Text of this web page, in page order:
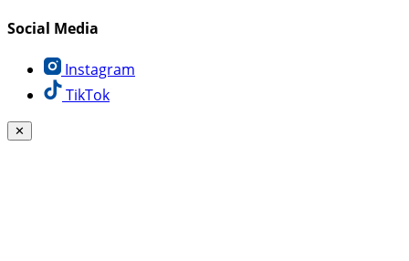
Social Media
Instagram
TikTok
✕